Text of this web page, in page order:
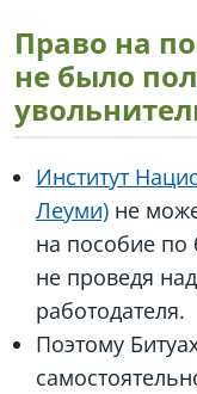
Право на
не было
Институт
Леуми) не
на пособие по
не проведя
работодателя.
Поэтому